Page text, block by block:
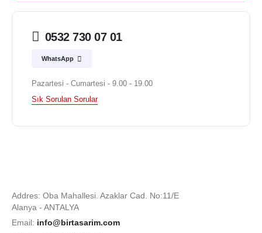
0532 730 07 01
WhatsApp
Pazartesi - Cumartesi - 9.00 - 19.00
Sık Sorulan Sorular
Addres: Oba Mahallesi. Azaklar Cad. No:11/E
Alanya - ANTALYA
Email: info@birtasarim.com